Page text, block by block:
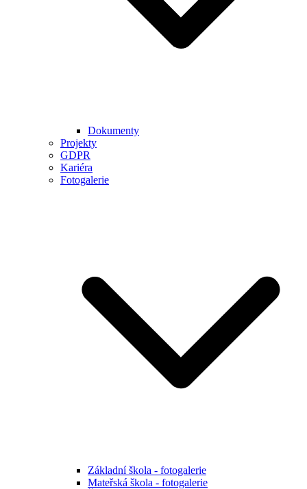
Dokumenty
Projekty
GDPR
Kariéra
Fotogalerie
Základní škola - fotogalerie
Mateřská škola - fotogalerie